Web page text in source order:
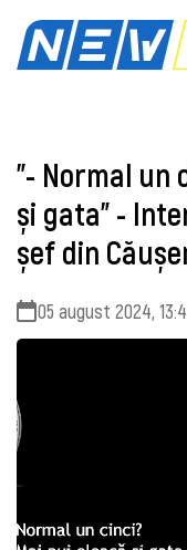
”- Normal un
și gata” -
șef din
05 august 2024,